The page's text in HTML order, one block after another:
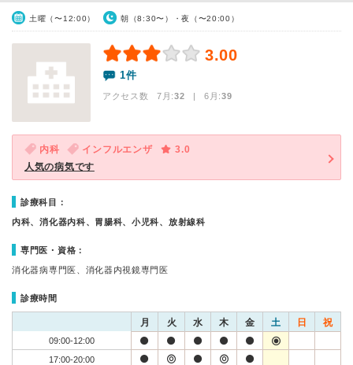
土曜（〜12:00） 朝（8:30〜）・夜（〜20:00）
3.00
1件
アクセス数 7月:32 | 6月:39
内科 インフルエンザ
3.0
人気の病気です
診療科目：
内科、消化器内科、胃腸科、小児科、放射線科
専門医・資格：
消化器病専門医、消化器内視鏡専門医
診療時間
月 火 水 木 金 土 日 祝
09:00-12:00
17:00-20:00